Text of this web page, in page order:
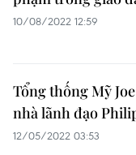
10/08/2022 12:59
Tổng thống Mỹ
nhà lãnh đạo
12/05/2022 03:53